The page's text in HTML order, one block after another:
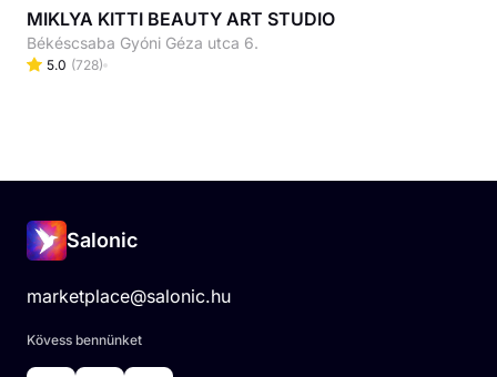
MIKLYA KITTI BEAUTY ART STUDIO
Békéscsaba Gyóni Géza utca 6.
5.0 (728)
Salonic
marketplace@salonic.hu
Kövess bennünket